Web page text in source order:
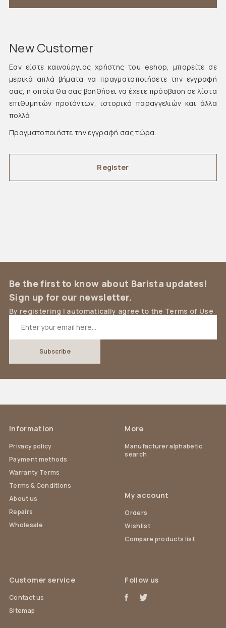
New Customer
Εαν είστε καινούργιος χρήστης του eshop, μπορείτε σε
μερικά απλά βήματα να πραγματοποιήσετε την εγγραφή
σας, η οποία θα σας βοηθήσει να έχετε πρόσβαση σε λίστα
επιθυμητών προϊόντων, ιστορικό παραγγελιών και άλλα
πολλά.
Πραγματοποιήστε την εγγραφή σας τώρα.
Register
Be the first to know about Barista updates!
Sign up for our newsletter.
By registering I automatically agree to the Terms of Use
Information
Privacy policy
Payment methods
Warranty Terms
Terms & Conditions
About us
Repairs
Wholesale
Customer service
Contact us
Sitemap
More
Manufacturer alphabetic
search
My account
Orders
Wishlist
Compare products list
Follow us